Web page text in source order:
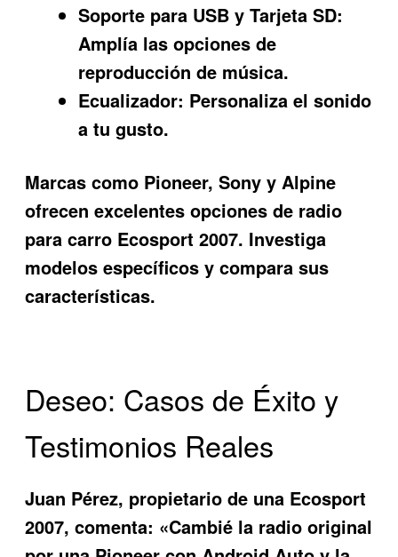
Soporte para USB y Tarjeta SD:
Amplía las opciones de
reproducción de música.
Ecualizador: Personaliza el sonido
a tu gusto.
Marcas como Pioneer, Sony y Alpine
ofrecen excelentes opciones de radio
para carro Ecosport 2007. Investiga
modelos específicos y compara sus
características.
Deseo: Casos de Éxito y
Testimonios Reales
Juan Pérez, propietario de una Ecosport
2007, comenta: «Cambié la radio original